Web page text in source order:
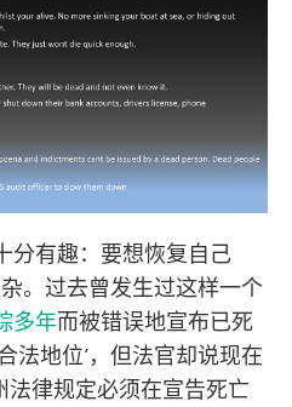
分有趣：要想恢复自己
。过去曾发生过这样一个
多年而被错误地宣布已死
法地位’，但法官却说现在
律规定必须在宣告死亡